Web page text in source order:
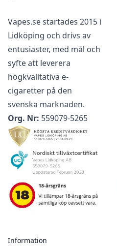
Vapes.se startades 2015 i
Lidköping och drivs av
entusiaster, med mål och
syfte att leverera
högkvalitativa e-
cigaretter på den
svenska marknaden.
Org. Nr: 559079-5265
Information